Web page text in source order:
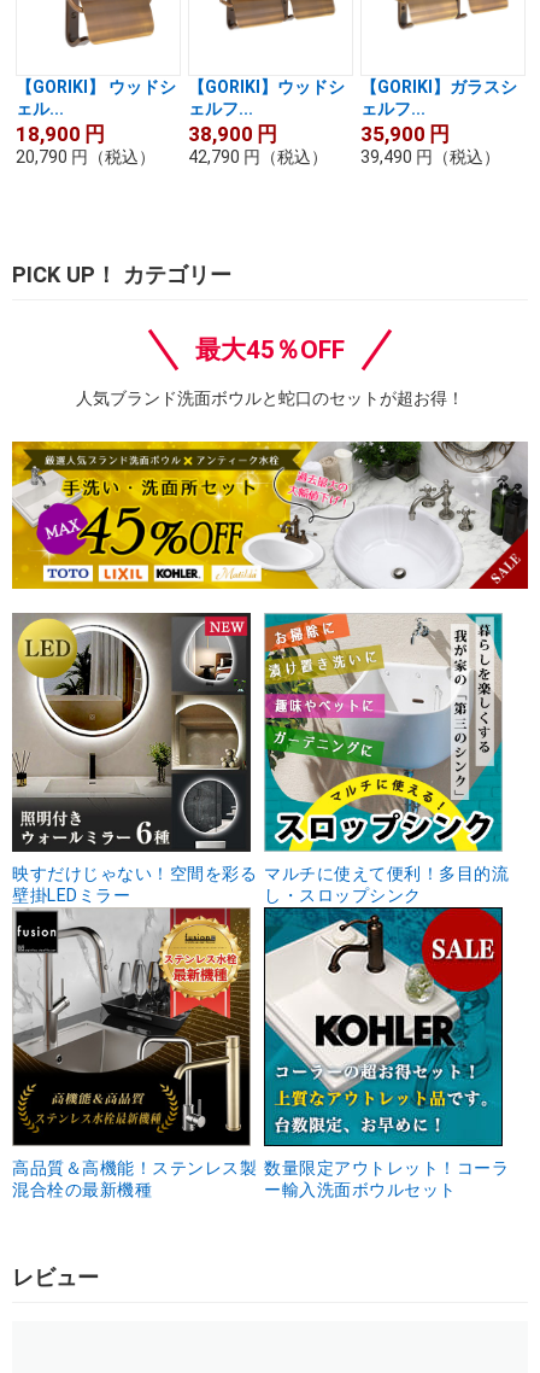
【GORIKI】 ウッドシ
ェル...
18,900 円
20,790 円 （税込）
【GORIKI】ウッドシ
ェルフ...
38,900 円
42,790 円 （税込）
【GORIKI】ガラスシ
ェルフ...
35,900 円
39,490 円 （税込）
PICK UP！ カテゴリー
最大45％OFF
人気ブランド洗面ボウルと蛇口のセットが超お得！
映すだけじゃない！空間を彩る
壁掛LEDミラー
マルチに使えて便利！多目的流
し・スロップシンク
高品質＆高機能！ステンレス製
混合栓の最新機種
数量限定アウトレット！コーラ
ー輸入洗面ボウルセット
レビュー